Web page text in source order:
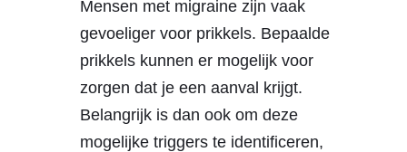
Mensen met migraine zijn vaak
gevoeliger voor prikkels. Bepaalde
prikkels kunnen er mogelijk voor
zorgen dat je een aanval krijgt.
Belangrijk is dan ook om deze
mogelijke triggers te identificeren,